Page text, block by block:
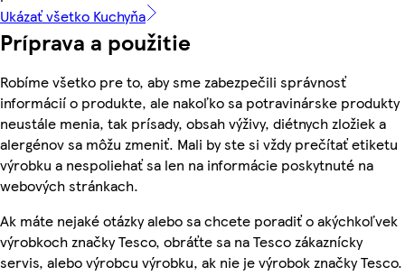
Ukázať všetko Kuchyňa
Príprava a použitie
Robíme všetko pre to, aby sme zabezpečili správnosť
informácií o produkte, ale nakoľko sa potravinárske produkty
neustále menia, tak prísady, obsah výživy, diétnych zložiek a
alergénov sa môžu zmeniť. Mali by ste si vždy prečítať etiketu
výrobku a nespoliehať sa len na informácie poskytnuté na
webových stránkach.
Ak máte nejaké otázky alebo sa chcete poradiť o akýchkoľvek
výrobkoch značky Tesco, obráťte sa na Tesco zákaznícky
servis, alebo výrobcu výrobku, ak nie je výrobok značky Tesco.